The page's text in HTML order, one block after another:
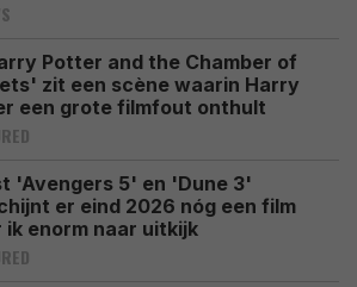
Potter and the Chamber of
zit een scène waarin Harry
een grote filmfout onthult
'Avengers 5' en 'Dune 3'
er eind 2026 nóg een film
ik enorm naar uitkijk